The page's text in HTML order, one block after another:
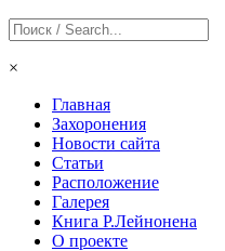
×
Главная
Захоронения
Новости сайта
Статьи
Расположение
Галерея
Книга Р.Лейнонена
О проекте